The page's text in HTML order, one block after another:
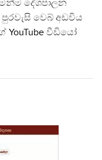
දේශපාලන
වෙබ් අඩවිය
YouTube වීඩියෝ